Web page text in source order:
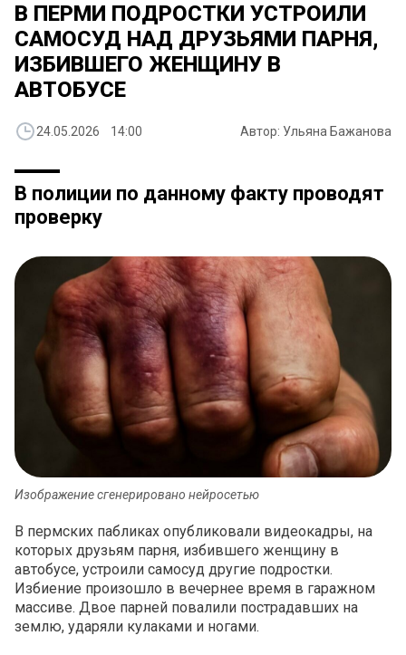
В ПЕРМИ ПОДРОСТКИ УСТРОИЛИ
САМОСУД НАД ДРУЗЬЯМИ ПАРНЯ,
ИЗБИВШЕГО ЖЕНЩИНУ В
АВТОБУСЕ
24.05.2026 14:00 Автор: Ульяна Бажанова
В полиции по данному факту проводят
проверку
Изображение сгенерировано нейросетью
В пермских пабликах опубликовали видеокадры, на
которых друзьям парня, избившего женщину в
автобусе, устроили самосуд другие подростки.
Избиение произошло в вечернее время в гаражном
массиве. Двое парней повалили пострадавших на
землю, ударяли кулаками и ногами.